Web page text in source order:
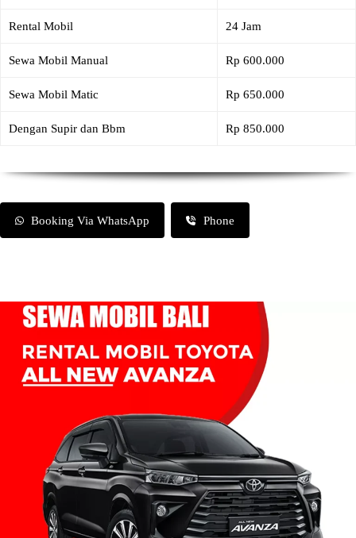
Rental Mobil 24 Jam
Sewa Mobil Manual Rp 600.000
Sewa Mobil Matic Rp 650.000
Dengan Supir dan Bbm Rp 850.000
Booking Via WhatsApp Phone